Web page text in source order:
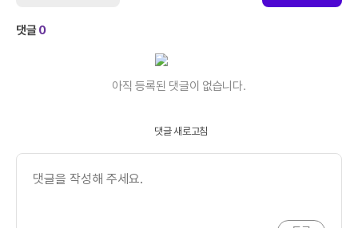
댓글0
아직 등록된 댓글이 없습니다.
댓글 새로고침